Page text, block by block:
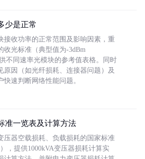
少是正常
接收功率的正常范围及影响因素，重
收光标准（典型值为-3dBm
不同速率光模块的参考值表格。同时
原因（如光纤损耗、连接器问题）及
速判断网络性能问题。
准一览表及计算方法
压器空载损耗、负载损耗的国家标准
），提供1000kVA变压器损耗计算实